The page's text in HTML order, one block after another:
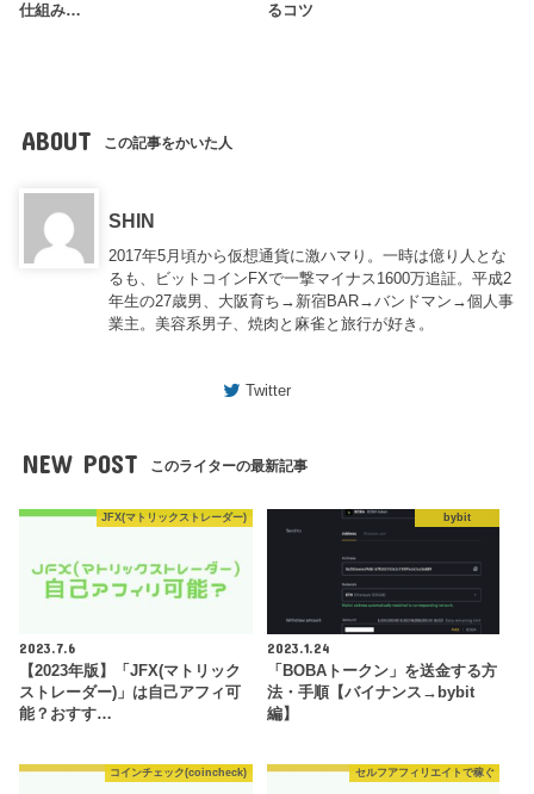
仕組み…
るコツ
ABOUT この記事をかいた人
SHIN
2017年5月頃から仮想通貨に激ハマり。一時は億り人とな
るも、ビットコインFXで一撃マイナス1600万追証。平成2
年生の27歳男、大阪育ち→新宿BAR→バンドマン→個人事
業主。美容系男子、焼肉と麻雀と旅行が好き。
Twitter
NEW POST このライターの最新記事
JFX(マトリックストレーダー)
2023.7.6
【2023年版】「JFX(マトリック
ストレーダー)」は自己アフィ可
能？おすす…
bybit
2023.1.24
「BOBAトークン」を送金する方
法・手順【バイナンス→bybit
編】
コインチェック(coincheck) セルフアフィリエイトで稼ぐ